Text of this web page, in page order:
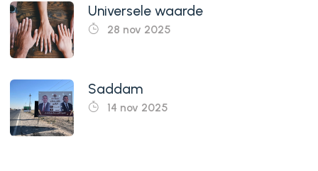
Universele waarde
28 nov 2025
Saddam
14 nov 2025